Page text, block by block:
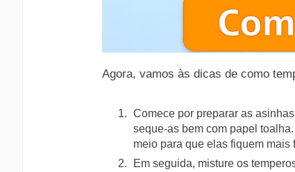
Agora, vamos às dicas de como
Comece por preparar as
seque-as bem com papel
meio para que elas fiquem mais
Em seguida, misture os